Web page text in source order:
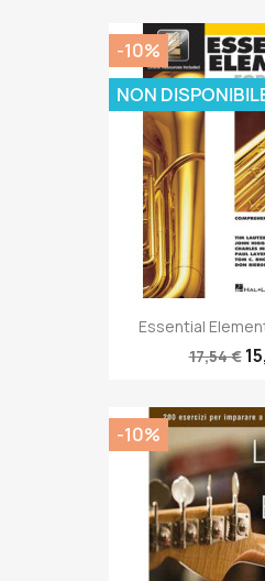
Essential
17,54 €
-10%
NON
-10%